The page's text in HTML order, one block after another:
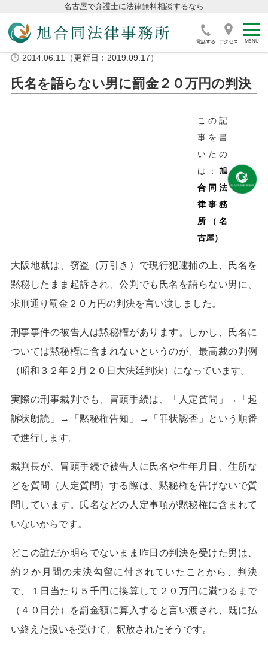
名古屋で弁護士に法律無料相談するなら
電話する アクセス
2014.06.11（更新日：2019.09.17）
氏名を語らない男に罰金２０万円の判決
この記
事を書
いたの
は：旭
合同法
律事務
所（名
古屋）
大阪地裁は、窃盗（万引き）で現行犯逮捕の上、氏名を
黙秘したまま起訴され、公判でも氏名を語らない男に、
求刑通り罰金２０万円の判決を言い渡しました。
刑事事件の被告人は黙秘権があります。しかし、氏名に
ついては黙秘権に含まれないというのが、最高裁の判例
（昭和３２年２月２０日大法廷判決）になっています。
実際の刑事裁判でも、冒頭手続は、「人定質問」→「起
訴状朗読」→「黙秘権告知」→「罪状認否」という順番
で進行します。
裁判長が、冒頭手続で被告人に氏名や生年月日、住所な
どを質問（人定質問）する際は、黙秘権を告げないで質
問しています。氏名などの人定事項が黙秘権に含まれて
いないからです。
どこの誰だか明らでないまま昨日の判決を受けた男は、
約２か月間の未決勾留に付されていたことから、判決
で、１日当たり５千円に換算して２０万円に満つるまで
（４０日分）を罰金額に算入すると言い渡され、既に払
い終えた扱いを受けて、釈放されたそうです。